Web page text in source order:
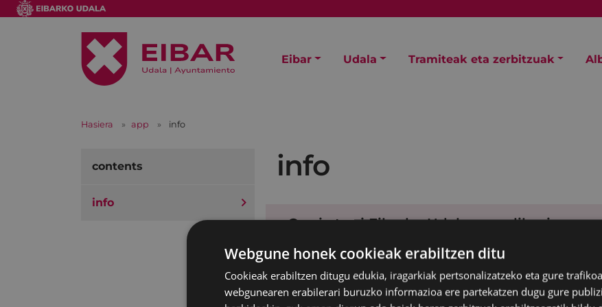
Eibar Udala Tramiteak eta zerbitzuak
Hasiera app info
info
Ongi etorri Eibarko Udalaren aplikaziora
Lege oharrak
contents
info
Webgune honek cookieak erabiltzen ditu
Cookieak erabiltzen ditugu edukia, iragarkiak pertsonalizatzeko eta gure
webgunearen erabilerari buruzko informazioa ere partekatzen dugu gure